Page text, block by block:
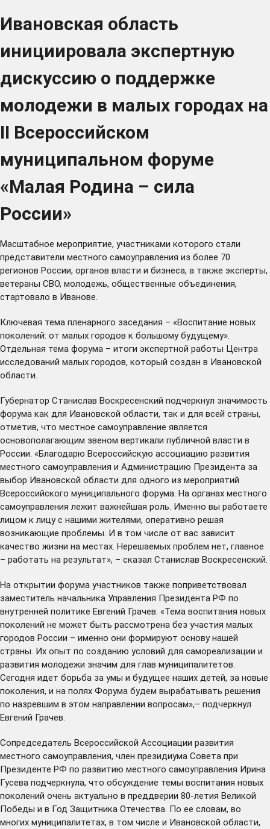
Ивановская область
инициировала экспертную
дискуссию о поддержке
молодежи в малых городах на
II Всероссийском
муниципальном форуме
«Малая Родина – сила
России»
Масштабное мероприятие, участниками которого стали
представители местного самоуправления из более 70
регионов России, органов власти и бизнеса, а также эксперты,
ветераны СВО, молодежь, общественные объединения,
стартовало в Иванове.
Ключевая тема пленарного заседания – «Воспитание новых
поколений: от малых городов к большому будущему».
Отдельная тема форума – итоги экспертной работы Центра
исследований малых городов, который создан в Ивановской
области.
Губернатор Станислав Воскресенский подчеркнул значимость
форума как для Ивановской области, так и для всей страны,
отметив, что местное самоуправление является
основополагающим звеном вертикали публичной власти в
России. «Благодарю Всероссийскую ассоциацию развития
местного самоуправления и Администрацию Президента за
выбор Ивановской области для одного из мероприятий
Всероссийского муниципального форума. На органах местного
самоуправления лежит важнейшая роль. Именно вы работаете
лицом к лицу с нашими жителями, оперативно решая
возникающие проблемы. И в том числе от вас зависит
качество жизни на местах. Нерешаемых проблем нет, главное
– работать на результат», – сказал Станислав Воскресенский.
На открытии форума участников также поприветствовал
заместитель начальника Управления Президента РФ по
внутренней политике Евгений Грачев. «Тема воспитания новых
поколений не может быть рассмотрена без участия малых
городов России – именно они формируют основу нашей
страны. Их опыт по созданию условий для самореализации и
развития молодежи значим для глав муниципалитетов.
Сегодня идет борьба за умы и будущее наших детей, за новые
поколения, и на полях Форума будем вырабатывать решения
по назревшим в этом направлении вопросам»,– подчеркнул
Евгений Грачев.
Сопредседатель Всероссийской Ассоциации развития
местного самоуправления, член президиума Совета при
Президенте РФ по развитию местного самоуправления Ирина
Гусева подчеркнула, что обсуждение темы воспитания новых
поколений очень актуально в преддверии 80-летия Великой
Победы и в Год Защитника Отечества. По ее словам, во
многих муниципалитетах, в том числе и Ивановской области,